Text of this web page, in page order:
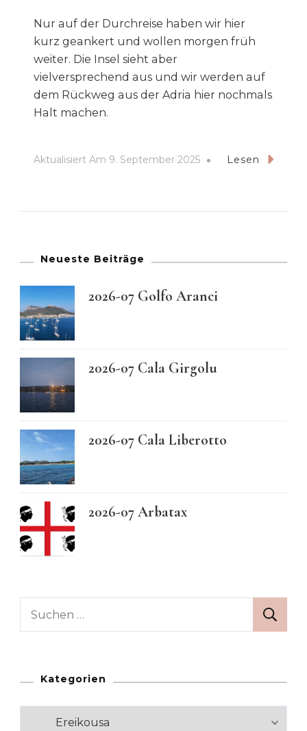
Nur auf der Durchreise haben wir hier
kurz geankert und wollen morgen früh
weiter. Die Insel sieht aber
vielversprechend aus und wir werden auf
dem Rückweg aus der Adria hier nochmals
Halt machen.
Aktualisiert Am 9. September 2025 Lesen
Neueste Beiträge
2026-07 Golfo Aranci
2026-07 Cala Girgolu
2026-07 Cala Liberotto
2026-07 Arbatax
Suchen
Kategorien
Kategorien